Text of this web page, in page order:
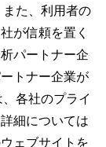
た、利用者の
が信頼を置く
パートナー企
トナー企業が
各社のプライ
細については
ェブサイトを